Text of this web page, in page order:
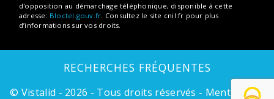
d'opposition au démarchage téléphonique, disponible à cette
adresse: Bloctel.gouv.fr . Consultez le site cnil.fr pour plus
d’informations sur vos droits.
RECHERCHES FRÉQUENTES
© Vistalid - 2026 - Tous droits réservés - Mentions